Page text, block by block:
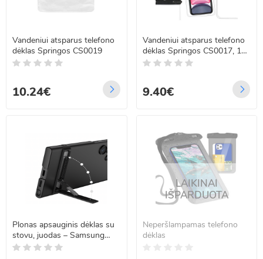
Vandeniui atsparus telefono
dėklas Springos CS0019
10.24€
Vandeniui atsparus telefono
dėklas Springos CS0017, 18
x 11 cm
9.40€
Plonas apsauginis dėklas su
stovu, juodas – Samsung
Galaxy S24 Ultra
LAIKINAI
IŠPARDUOTA
Neperšlampamas telefono
dėklas